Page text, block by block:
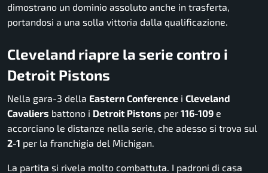
dimostrano un dominio assoluto anche in trasferta,
portandosi a una solla vittoria dalla qualificazione.
Cleveland riapre la serie contro i
Detroit Pistons
Nella gara-3 della Eastern Conference i Cleveland
Cavaliers battono i Detroit Pistons per 116-109 e
accorciano le distanze nella serie, che adesso si trova sul
2-1 per la franchigia del Michigan.
La partita si rivela molto combattuta. I padroni di casa